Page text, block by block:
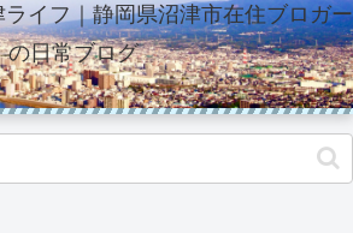
イフ｜静岡県沼津市在住ブロガー
の日常ブログ